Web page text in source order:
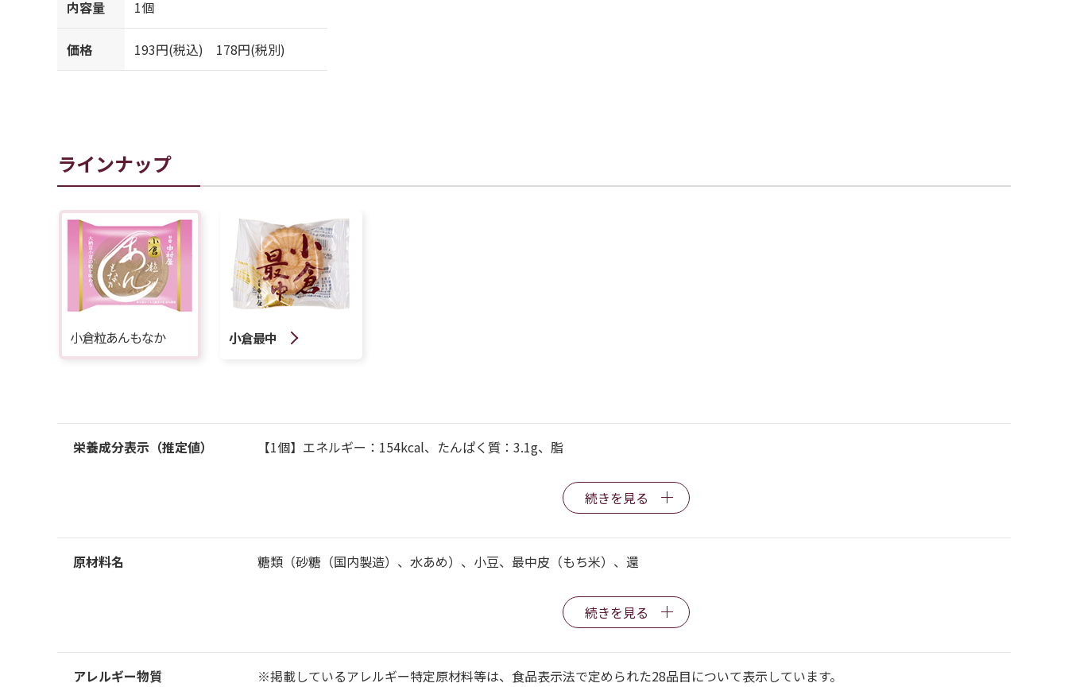
内容量 1個
価格 193円(税込) 178円(税別)
ラインナップ
小倉粒あんもなか 小倉最中
栄養成分表示（推定値） 【1個】エネルギー：154kcal、たんぱく質：3.1g、脂
続きを見る
原材料名 糖類（砂糖（国内製造）、水あめ）、小豆、最中皮（もち米）、還
続きを見る
アレルギー物質
※掲載しているアレルギー特定原材料等は、食品表示法で定められた28品目について表示しています。